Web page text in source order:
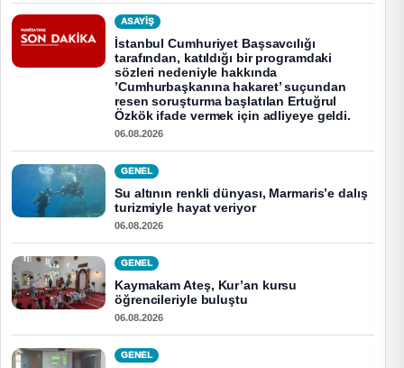
ASAYİŞ
İstanbul Cumhuriyet Başsavcılığı
tarafından, katıldığı bir programdaki
sözleri nedeniyle hakkında
’Cumhurbaşkanına hakaret’ suçundan
resen soruşturma başlatılan Ertuğrul
Özkök ifade vermek için adliyeye geldi.
06.08.2026
GENEL
Su altının renkli dünyası, Marmaris’e dalış
turizmiyle hayat veriyor
06.08.2026
GENEL
Kaymakam Ateş, Kur’an kursu
öğrencileriyle buluştu
06.08.2026
GENEL